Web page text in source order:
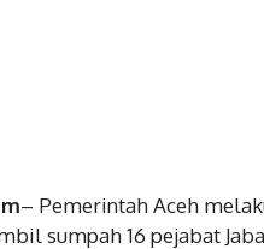
– Pemerintah Aceh
sumpah 16 pejabat